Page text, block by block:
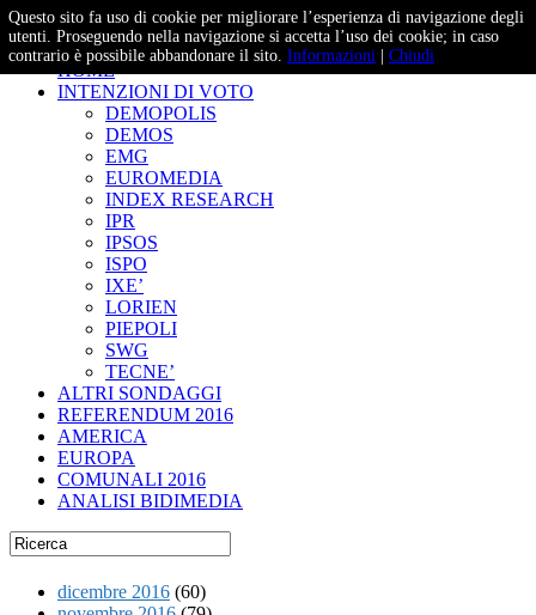
– Studi e Proiezioni Elettorali
HOME
INTENZIONI DI VOTO
DEMOPOLIS
DEMOS
EMG
EUROMEDIA
INDEX RESEARCH
IPR
IPSOS
ISPO
IXE’
LORIEN
PIEPOLI
SWG
TECNE’
ALTRI SONDAGGI
REFERENDUM 2016
AMERICA
EUROPA
COMUNALI 2016
ANALISI BIDIMEDIA
dicembre 2016 (60)
Questo sito fa uso di cookie per migliorare l’esperienza di navigazione degli
utenti. Proseguendo nella navigazione si accetta l’uso dei cookie; in caso
contrario è possibile abbandonare il sito. Informazioni Chiudi